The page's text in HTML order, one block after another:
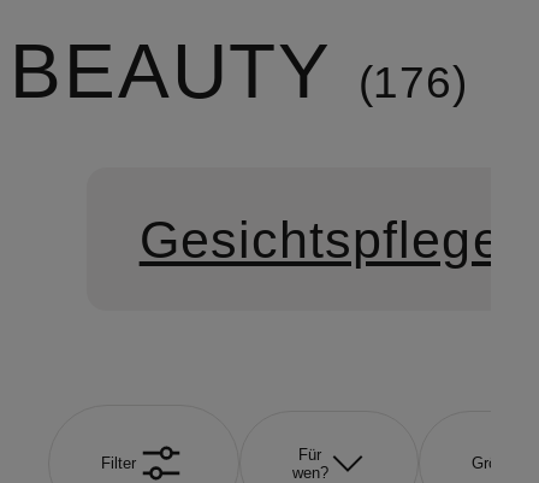
BEAUTY
176
Gesichtspflege
Filter
Für
wen?
Größe